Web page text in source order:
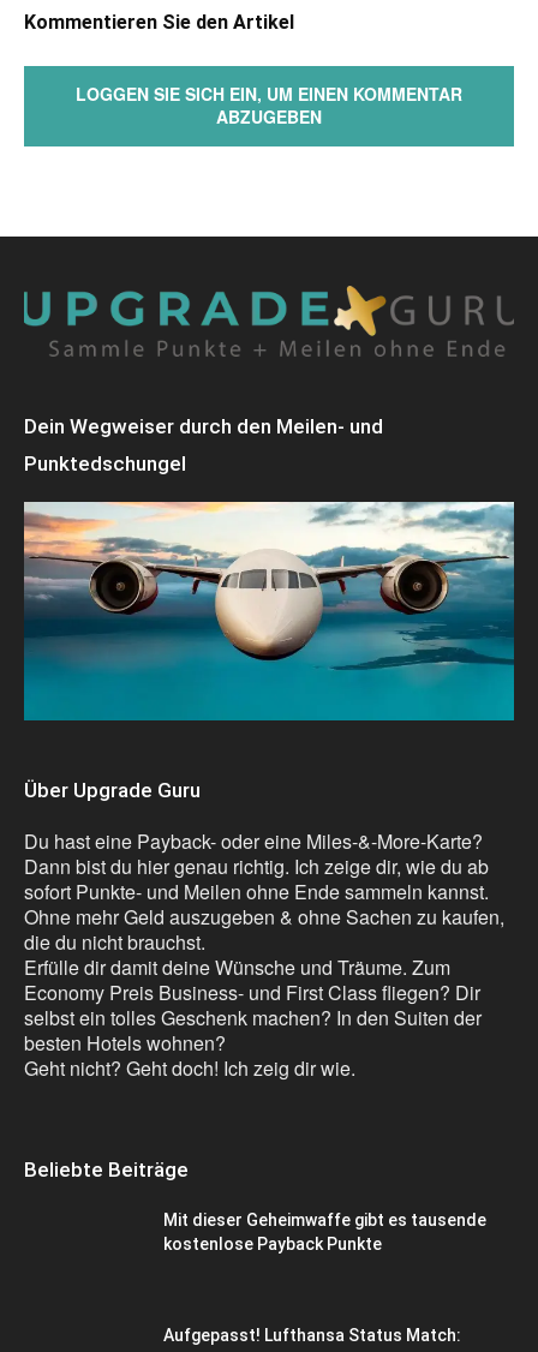
Kommentieren Sie den Artikel
LOGGEN SIE SICH EIN, UM EINEN KOMMENTAR
ABZUGEBEN
Dein Wegweiser durch den Meilen- und
Punktedschungel
Über Upgrade Guru
Du hast eine Payback- oder eine Miles-&-More-Karte?
Dann bist du hier genau richtig. Ich zeige dir, wie du ab
sofort Punkte- und Meilen ohne Ende sammeln kannst.
Ohne mehr Geld auszugeben & ohne Sachen zu kaufen,
die du nicht brauchst.
Erfülle dir damit deine Wünsche und Träume. Zum
Economy Preis Business- und First Class fliegen? Dir
selbst ein tolles Geschenk machen? In den Suiten der
besten Hotels wohnen?
Geht nicht? Geht doch! Ich zeig dir wie.
Beliebte Beiträge
Mit dieser Geheimwaffe gibt es tausende
kostenlose Payback Punkte
Aufgepasst! Lufthansa Status Match: